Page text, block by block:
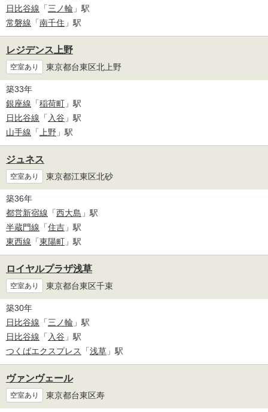
日比谷線 「三ノ輪 」駅
常磐線 「南千住 」駅
レジデンス上野
空室あり 東京都台東区北上野
築33年
銀座線 「稲荷町 」駅
日比谷線 「 入谷 」駅
山手線 「上野 」駅
ジュネス
空室あり 東京都江東区北砂
築36年
都営新宿線 「西大島 」駅
半蔵門線 「住吉 」駅
東西線 「東陽町 」駅
ロイヤルプラザ浅草
空室あり 東京都台東区千束
築30年
日比谷線 「三ノ輪 」駅
日比谷線 「 入谷 」駅
つくばエクスプレス
「浅草 」駅
ヴァンヴェール
空室あり 東京都台東区寿